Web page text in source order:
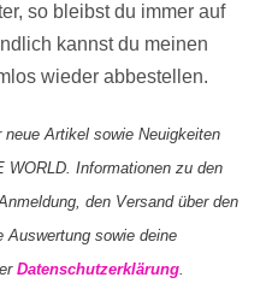
so bleibst du immer auf
kannst du meinen
wieder abbestellen.
Artikel sowie Neuigkeiten
WORLD. Informationen zu den
den Versand über den
Auswertung sowie deine
Datenschutzerklärung.